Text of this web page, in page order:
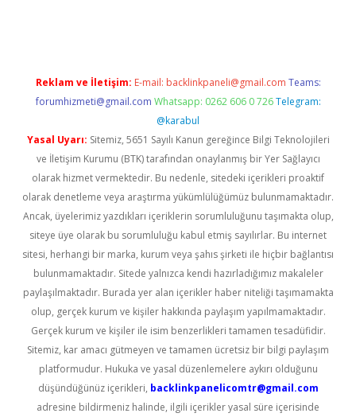
Reklam ve İletişim: E-mail: backlinkpaneli@gmail.com Teams:
forumhizmeti@gmail.com Whatsapp: 0262 606 0 726 Telegram:
@karabul
Yasal Uyarı: Sitemiz, 5651 Sayılı Kanun gereğince Bilgi Teknolojileri
ve İletişim Kurumu (BTK) tarafından onaylanmış bir Yer Sağlayıcı
olarak hizmet vermektedir. Bu nedenle, sitedeki içerikleri proaktif
olarak denetleme veya araştırma yükümlülüğümüz bulunmamaktadır.
Ancak, üyelerimiz yazdıkları içeriklerin sorumluluğunu taşımakta olup,
siteye üye olarak bu sorumluluğu kabul etmiş sayılırlar. Bu internet
sitesi, herhangi bir marka, kurum veya şahıs şirketi ile hiçbir bağlantısı
bulunmamaktadır. Sitede yalnızca kendi hazırladığımız makaleler
paylaşılmaktadır. Burada yer alan içerikler haber niteliği taşımamakta
olup, gerçek kurum ve kişiler hakkında paylaşım yapılmamaktadır.
Gerçek kurum ve kişiler ile isim benzerlikleri tamamen tesadüfidir.
Sitemiz, kar amacı gütmeyen ve tamamen ücretsiz bir bilgi paylaşım
platformudur. Hukuka ve yasal düzenlemelere aykırı olduğunu
düşündüğünüz içerikleri, backlinkpanelicomtr@gmail.com
adresine bildirmeniz halinde, ilgili içerikler yasal süre içerisinde